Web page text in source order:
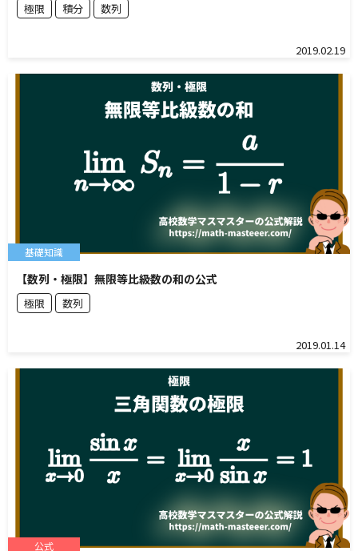
極限 積分 数列
2019.02.19
【数列・極限】無限等比級数の和の公式
極限 数列
基礎知識
2019.01.14
公式